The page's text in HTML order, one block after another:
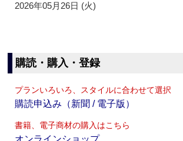
2026年05月26日 (火)
購読・購入・登録
プランいろいろ、スタイルに合わせて選択
購読申込み（新聞 / 電子版）
書籍、電子商材の購入はこちら